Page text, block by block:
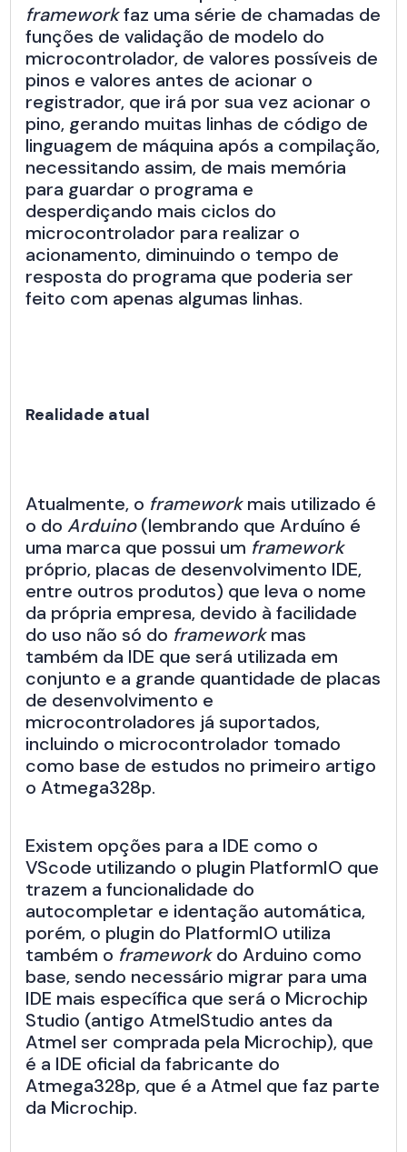
frameworkfaz uma série de chamadas de
funções de validação de modelo do
microcontrolador, de valores possíveis de
pinos e valores antes de acionar o
registrador, que irá por sua vez acionar o
pino, gerando muitas linhas de código de
linguagem de máquina após a compilação,
necessitando assim, de mais memória
para guardar o programa e
desperdiçando mais ciclos do
microcontrolador para realizar o
acionamento, diminuindo o tempo de
resposta do programa que poderia ser
feito com apenas algumas linhas.
Realidade atual
Atualmente, o frameworkmais utilizado é
o doArduino(lembrando que Arduíno é
uma marca que possui um framework
próprio, placas de desenvolvimento IDE,
entre outros produtos) que leva o nome
da própria empresa, devido à facilidade
do uso não só do frameworkmas
também da IDE que será utilizada em
conjunto e a grande quantidade de placas
de desenvolvimento e
microcontroladores já suportados,
incluindo o microcontrolador tomado
como base de estudos no primeiro artigo
o Atmega328p.
Existem opções para a IDE como o
VScode utilizando o plugin PlatformIO que
trazem a funcionalidade do
autocompletar e identação automática,
porém, o plugin do PlatformIO utiliza
também o frameworkdo Arduino como
base, sendo necessário migrar para uma
IDE mais específica que será o Microchip
Studio (antigo AtmelStudio antes da
Atmel ser comprada pela Microchip), que
é a IDE oficial da fabricante do
Atmega328p, que é a Atmel que faz parte
da Microchip.